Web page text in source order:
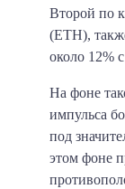
Второй по
(ETH),
около 12%
На фоне
импульса
под
этом фоне